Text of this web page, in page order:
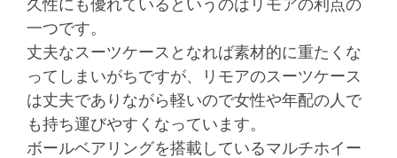
久性にも優れているというのはリモアの利点の
一つです。
丈夫なスーツケースとなれば素材的に重たくな
ってしまいがちですが、リモアのスーツケース
は丈夫でありながら軽いので女性や年配の人で
も持ち運びやすくなっています。
ボールベアリングを搭載しているマルチホイー